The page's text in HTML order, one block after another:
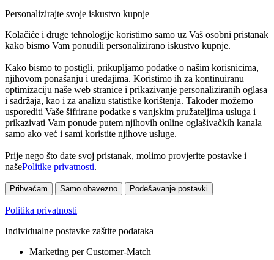
Personalizirajte svoje iskustvo kupnje
Kolačiće i druge tehnologije koristimo samo uz Vaš osobni pristanak
kako bismo Vam ponudili personalizirano iskustvo kupnje.
Kako bismo to postigli, prikupljamo podatke o našim korisnicima,
njihovom ponašanju i uređajima. Koristimo ih za kontinuiranu
optimizaciju naše web stranice i prikazivanje personaliziranih oglasa
i sadržaja, kao i za analizu statistike korištenja. Također možemo
usporediti Vaše šifrirane podatke s vanjskim pružateljima usluga i
prikazivati Vam ponude putem njihovih online oglašivačkih kanala
samo ako već i sami koristite njihove usluge.
Prije nego što date svoj pristanak, molimo provjerite postavke i
našePolitike privatnosti.
Prihvaćam Samo obavezno Podešavanje postavki
Politika privatnosti
Individualne postavke zaštite podataka
Marketing per Customer-Match